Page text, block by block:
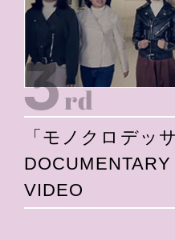
「モノクロデッ
VIDEO